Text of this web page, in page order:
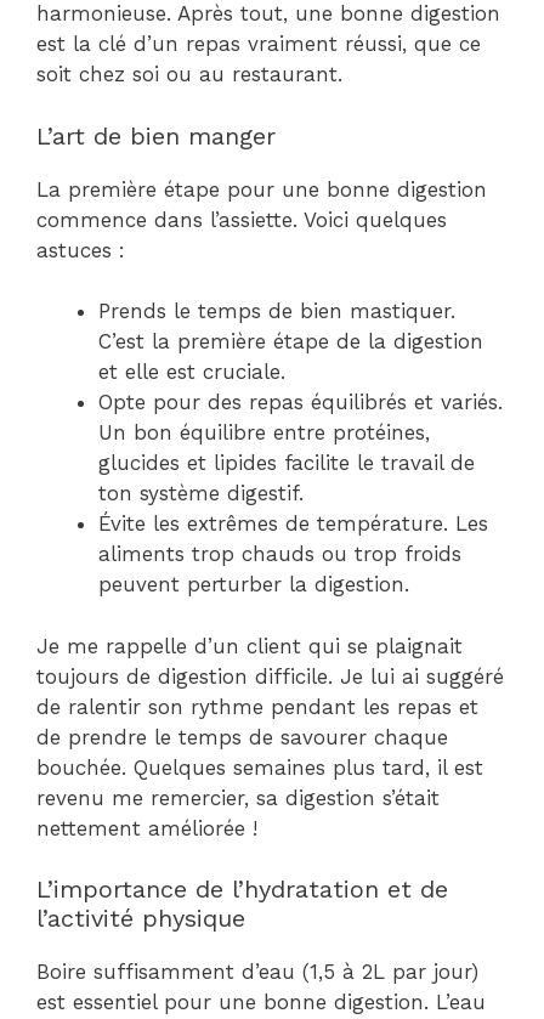
harmonieuse. Après tout, une bonne digestion
est la clé d’un repas vraiment réussi, que ce
soit chez soi ou au restaurant.
L’art de bien manger
La première étape pour une bonne digestion
commence dans l’assiette. Voici quelques
astuces :
Prends le temps de bien mastiquer.
C’est la première étape de la digestion
et elle est cruciale.
Opte pour des repas équilibrés et variés.
Un bon équilibre entre protéines,
glucides et lipides facilite le travail de
ton système digestif.
Évite les extrêmes de température. Les
aliments trop chauds ou trop froids
peuvent perturber la digestion.
Je me rappelle d’un client qui se plaignait
toujours de digestion difficile. Je lui ai suggéré
de ralentir son rythme pendant les repas et
de prendre le temps de savourer chaque
bouchée. Quelques semaines plus tard, il est
revenu me remercier, sa digestion s’était
nettement améliorée !
L’importance de l’hydratation et de
l’activité physique
Boire suffisamment d’eau (1,5 à 2L par jour)
est essentiel pour une bonne digestion. L’eau